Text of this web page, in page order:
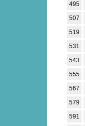
495
507
519
531
543
555
567
579
591